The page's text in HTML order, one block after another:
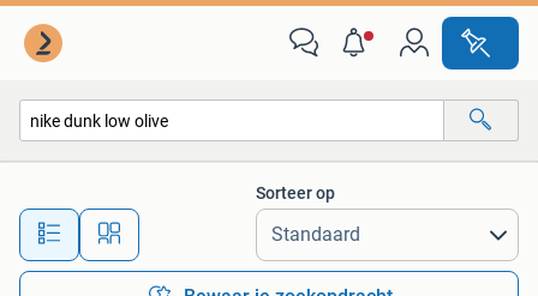
Alle afstanden…
Sorteer op